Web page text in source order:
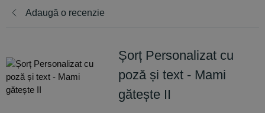
Adaugă o recenzie
Șorț Personalizat cu
poză și text - Mami
gătește II